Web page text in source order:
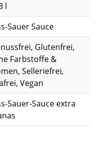
l
Sauer Sauce
Glutenfrei,
Farbstoffe &
Selleriefrei,
Vegan
Sauer-Sauce extra